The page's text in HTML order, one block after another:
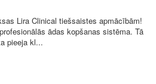
Lira Clinical tiešsaistes apmācībām!
ādas kopšanas sistēma. Tā
pieeja kl...